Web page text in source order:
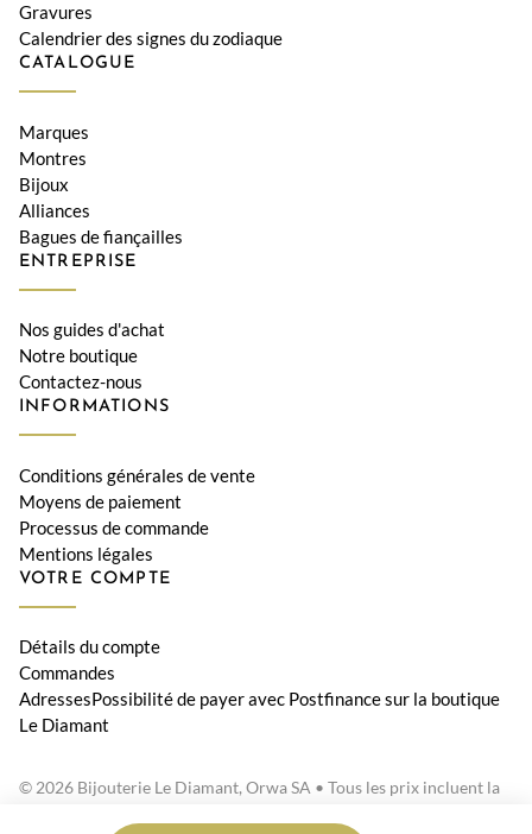
Gravures
Calendrier des signes du zodiaque
CATALOGUE
Marques
Montres
Bijoux
Alliances
Bagues de fiançailles
ENTREPRISE
Nos guides d'achat
Notre boutique
Contactez-nous
INFORMATIONS
Conditions générales de vente
Moyens de paiement
Processus de commande
Mentions légales
VOTRE COMPTE
Détails du compte
Commandes
AdressesPossibilité de payer avec Postfinance sur la boutique
Le Diamant
© 2026 Bijouterie Le Diamant, Orwa SA • Tous les prix incluent la